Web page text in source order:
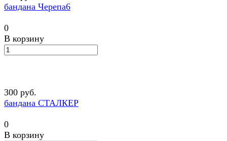
бандана Черепа6
0
В корзину
300 руб.
бандана СТАЛКЕР
0
В корзину